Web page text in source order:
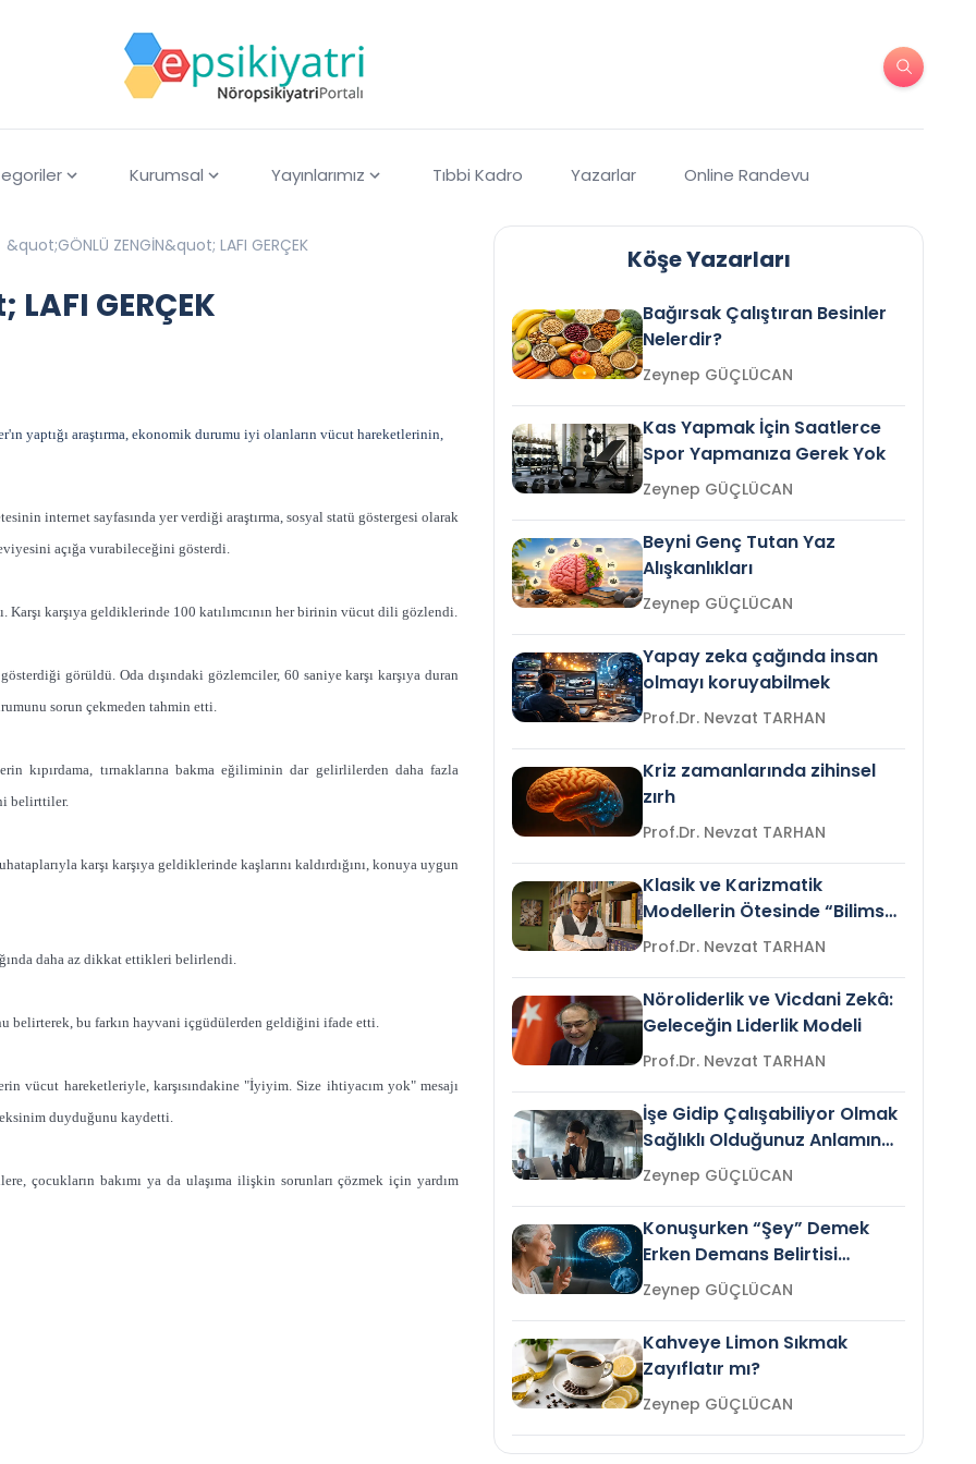
Kurumsal Yayınlarımız Tıbbi Kadro Yazarlar Online Randevu
&quot;GÖNLÜ ZENGİN&quot; LAFI GERÇEK
GERÇEK
yaptığı araştırma, ekonomik durumu iyi olanların vücut hareketlerinin,
internet sayfasında yer verdiği araştırma, sosyal statü göstergesi olarak
açığa vurabileceğini gösterdi.
Karşı karşıya geldiklerinde 100 katılımcının her birinin vücut dili gözlendi.
görüldü. Oda dışındaki gözlemciler, 60 saniye karşı karşıya duran
sorun çekmeden tahmin etti.
kıpırdama, tırnaklarına bakma eğiliminin dar gelirlilerden daha fazla
belirttiler.
karşı karşıya geldiklerinde kaşlarını kaldırdığını, konuya uygun
daha az dikkat ettikleri belirlendi.
belirterek, bu farkın hayvani içgüdülerden geldiğini ifade etti.
vücut hareketleriyle, karşısındakine "İyiyim. Size ihtiyacım yok" mesajı
duyduğunu kaydetti.
çocukların bakımı ya da ulaşıma ilişkin sorunları çözmek için yardım
Köşe Yazarları
Bağırsak Çalıştıran Besinler
Nelerdir?
Zeynep GÜÇLÜCAN
Kas Yapmak İçin Saatlerce
Spor Yapmanıza Gerek Yok
Zeynep GÜÇLÜCAN
Beyni Genç Tutan Yaz
Alışkanlıkları
Zeynep GÜÇLÜCAN
Yapay zeka çağında insan
olmayı koruyabilmek
Prof.Dr. Nevzat TARHAN
Kriz zamanlarında zihinsel
zırh
Prof.Dr. Nevzat TARHAN
Klasik ve Karizmatik
Modellerin Ötesinde “Bilimsel
Liderlik”
Prof.Dr. Nevzat TARHAN
Nöroliderlik ve Vicdani Zekâ:
Geleceğin Liderlik Modeli
Prof.Dr. Nevzat TARHAN
İşe Gidip Çalışabiliyor Olmak
Sağlıklı Olduğunuz Anlamına
Gelir mi?Zeynep GÜÇLÜCAN
Konuşurken “Şey” Demek
Erken Demans Belirtisi
Olabilir mi?Zeynep GÜÇLÜCAN
Kahveye Limon Sıkmak
Zayıflatır mı?
Zeynep GÜÇLÜCAN